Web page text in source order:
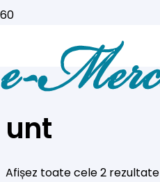
unt
Afișez toate cele 2 rezultate